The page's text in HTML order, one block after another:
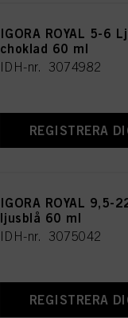
IGORA ROYAL 5-6
choklad 60 ml
IDH-nr. 3074982
REGISTRERA
IGORA ROYAL 9,5-
ljusblå 60 ml
IDH-nr. 3075042
REGISTRERA